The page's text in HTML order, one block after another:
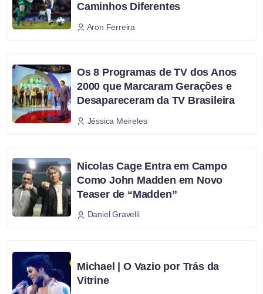
Caminhos Diferentes
Aron Ferreira
Os 8 Programas de TV dos Anos
2000 que Marcaram Gerações e
Desapareceram da TV Brasileira
Jéssica Meireles
Nicolas Cage Entra em Campo
Como John Madden em Novo
Teaser de “Madden”
Daniel Gravelli
Michael | O Vazio por Trás da
Vitrine